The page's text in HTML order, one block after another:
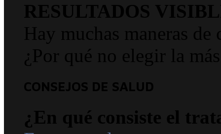
RESULTADOS
Hay muchas maneras
¿Por qué no elegir la
CONSEJOS DE SALUD
¿En qué consiste el